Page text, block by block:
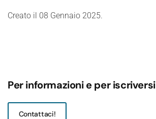
Creato il 08 Gennaio 2025.
Per informazioni e per iscriversi
Contattaci!